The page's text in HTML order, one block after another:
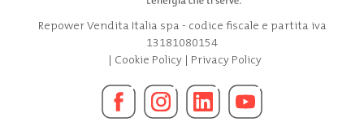
Repower Vendita Italia spa - codice fiscale e partita iva
13181080154
| Cookie Policy| Privacy Policy